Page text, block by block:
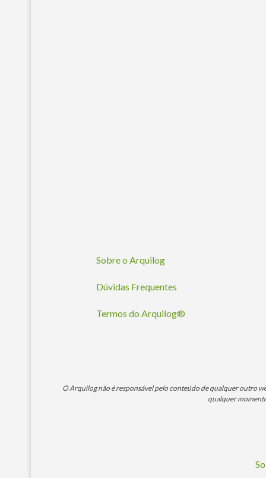
Sobre o Arquilog
Dúvidas Frequentes
Termos do Arquilog®
O Arquilog não é responsável pelo conteúdo de qualquer outro
qualquer